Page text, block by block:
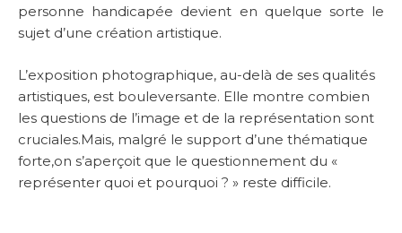
personne handicapée devient en quelque sorte le
sujet d’une création artistique.
L’exposition photographique, au-delà de ses qualités
artistiques, est bouleversante. Elle montre combien
les questions de l’image et de la représentation sont
cruciales.Mais, malgré le support d’une thématique
forte,on s’aperçoit que le questionnement du «
représenter quoi et pourquoi ? » reste difficile.